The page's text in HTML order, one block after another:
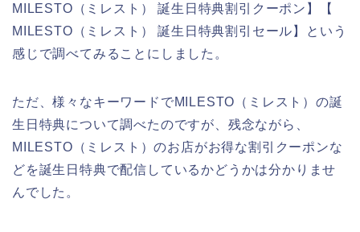
MILESTO（ミレスト） 誕生日特典割引クーポン】【
MILESTO（ミレスト） 誕生日特典割引セール】という
感じで調べてみることにしました。
ただ、様々なキーワードでMILESTO（ミレスト）の誕
生日特典について調べたのですが、残念ながら、
MILESTO（ミレスト）のお店がお得な割引クーポンな
どを誕生日特典で配信しているかどうかは分かりませ
んでした。